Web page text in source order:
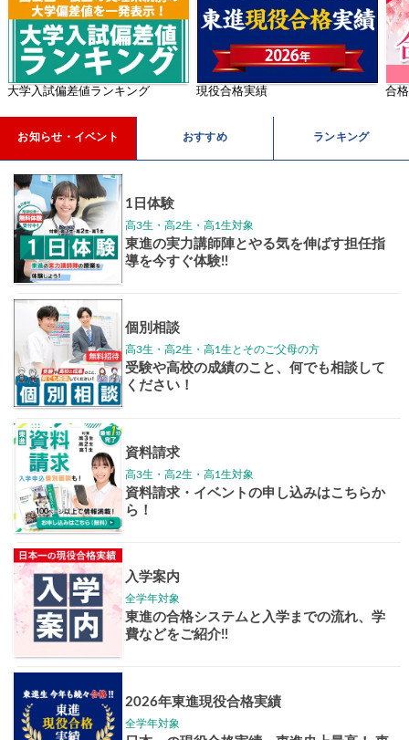
学年別案内
高3生 高2生